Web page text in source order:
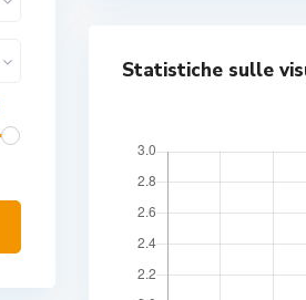
Statistiche sulle